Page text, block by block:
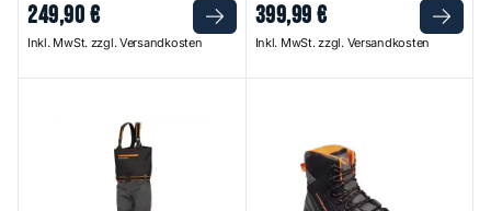
249,90€
Inkl. MwSt. zzgl. Versandkosten
399,99€
Inkl. MwSt. zzgl. Versandkosten